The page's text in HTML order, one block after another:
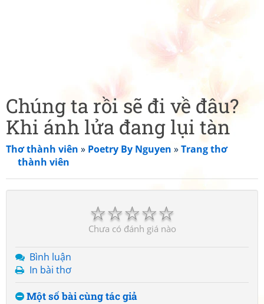
Chúng ta rồi sẽ đi về đâu?
Khi ánh lửa đang lụi tàn
Thơ thành viên » Poetry By Nguyen »Trang thơ
thành viên
☆
☆
☆
☆
☆
Chưa có đánh giá nào
Bình luận
In bài thơ
Một số bài cùng tác giả